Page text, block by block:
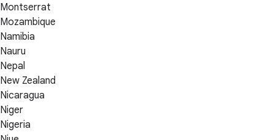
Montserrat
Mozambique
Namibia
Nauru
Nepal
New Zealand
Nicaragua
Niger
Nigeria